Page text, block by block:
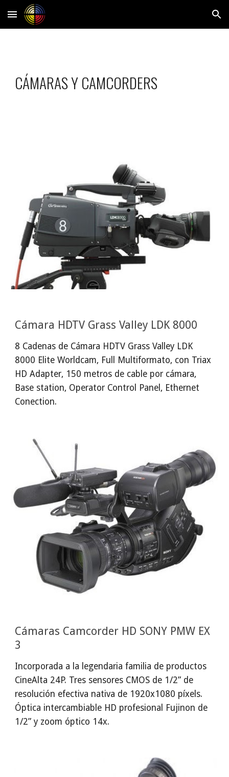
Skip to main content Skip to navigation
CÁMARAS Y CAMCORDERS
Cámara HDTV Grass Valley LDK 8000
8 Cadenas de Cámara HDTV Grass Valley LDK
8000 Elite Worldcam, Full Multiformato, con Triax
HD Adapter, 150 metros de cable por cámara,
Base station, Operator Control Panel, Ethernet
Conection.
Cámaras Camcorder HD SONY PMW EX
3
Incorporada a la legendaria familia de productos
CineAlta 24P. Tres sensores CMOS de 1/2” de
resolución efectiva nativa de 1920x1080 píxels.
Óptica intercambiable HD profesional Fujinon de
1/2” y zoom óptico 14x.